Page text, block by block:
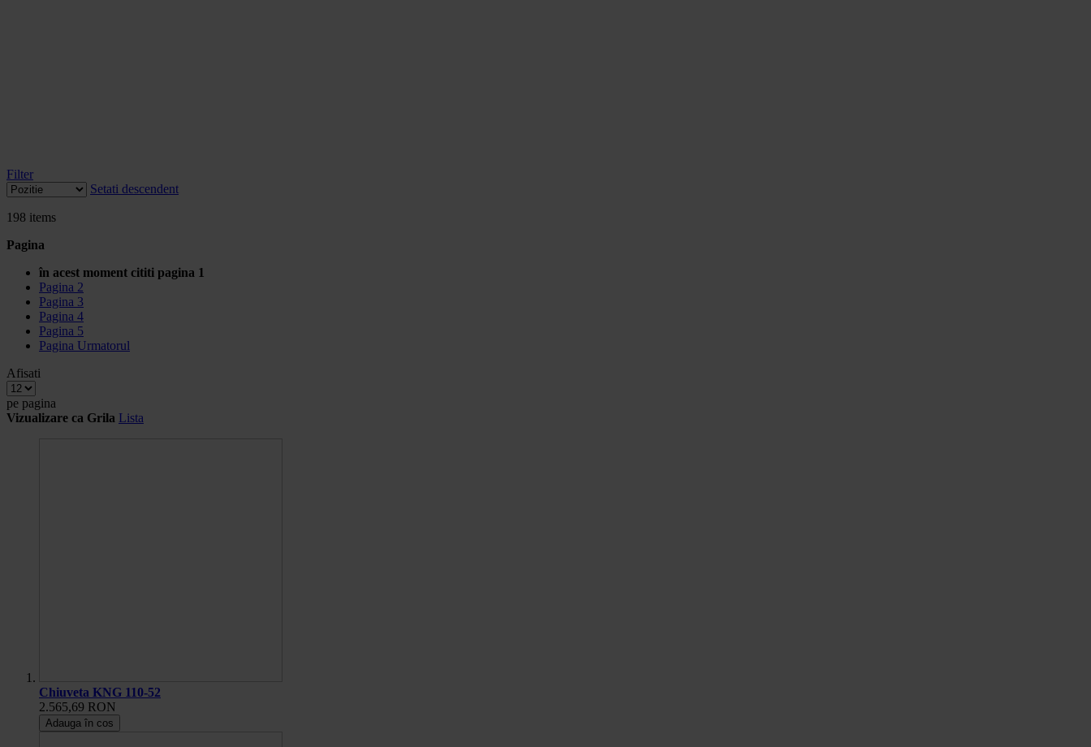
Filter
Setati descendent
198 items
Pagina
în acest moment cititi pagina 1
Pagina 2
Pagina 3
Pagina 4
Pagina 5
Pagina Urmatorul
Afisati
pe pagina
Vizualizare ca Grila Lista
Chiuveta KNG 110-52
2.565,69 RON
Adauga în cos